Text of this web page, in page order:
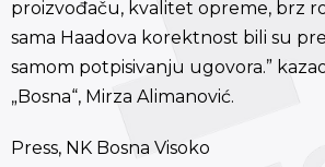
proizvođaču, kvalitet opreme, brz
sama Haadova korektnost bili su
samom potpisivanju ugovora.”
„Bosna“, Mirza Alimanović.
Press, NK Bosna Visoko